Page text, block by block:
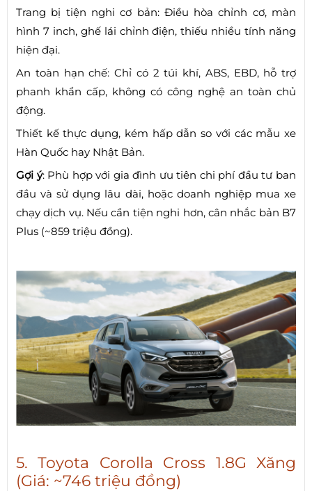
Trang bị tiện nghi cơ bản: Điều hòa chỉnh cơ, màn
hình 7 inch, ghế lái chỉnh điện, thiếu nhiều tính năng
hiện đại.
An toàn hạn chế: Chỉ có 2 túi khí, ABS, EBD, hỗ trợ
phanh khẩn cấp, không có công nghệ an toàn chủ
động.
Thiết kế thực dụng, kém hấp dẫn so với các mẫu xe
Hàn Quốc hay Nhật Bản.
Gợi ý: Phù hợp với gia đình ưu tiên chi phí đầu tư ban
đầu và sử dụng lâu dài, hoặc doanh nghiệp mua xe
chạy dịch vụ. Nếu cần tiện nghi hơn, cân nhắc bản B7
Plus (~859 triệu đồng).
5. Toyota Corolla Cross 1.8G Xăng
(Giá: ~746 triệu đồng)